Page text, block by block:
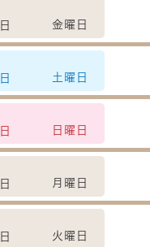
日 金曜日
日 土曜日
日 日曜日
日 月曜日
日 火曜日